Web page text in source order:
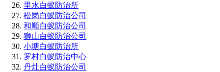
里水白蚁防治所
松岗白蚁防治公司
和顺白蚁防治公司
狮山白蚁防治公司
小塘白蚁防治所
罗村白蚁防治中心
丹灶白蚁防治公司